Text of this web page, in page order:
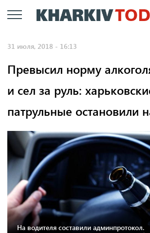
Перейти
к
31 июля, 2018 - 16:13
Превысил норму
и сел за руль:
патрульные остановили
На водителя составили админпротокол.